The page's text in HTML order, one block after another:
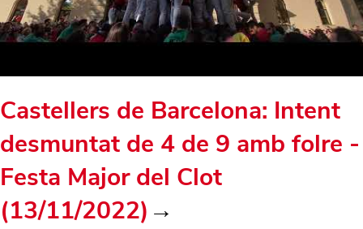
Castellers de Barcelona: Intent
desmuntat de 4 de 9 amb folre -
Festa Major del Clot
(13/11/2022) →